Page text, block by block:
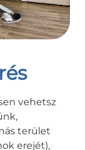
vehetsz
terület
erejét),